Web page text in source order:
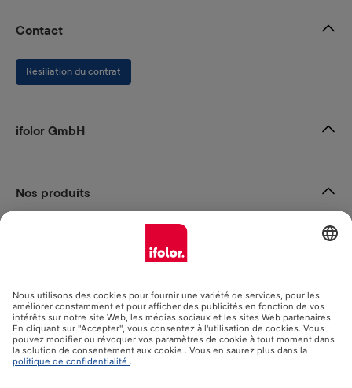
Certificats
Contact
Résiliation du contrat
ifolor GmbH
Nos produits